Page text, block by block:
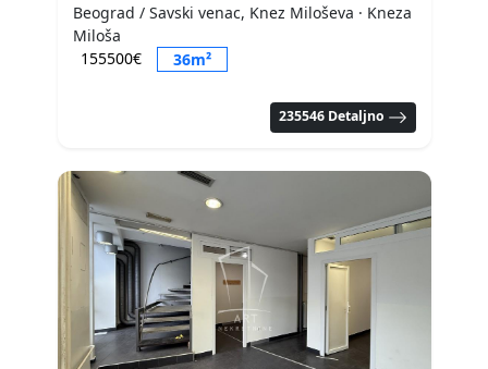
Beograd / Savski venac, Knez Miloševa · Kneza
Miloša
155500€
36m²
235546 Detaljno